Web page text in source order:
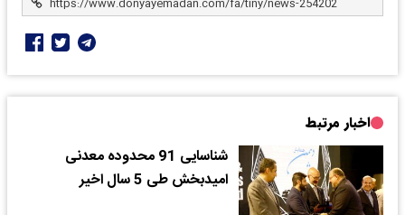
اخبار مرتبط
شناسایی 91 محدوده معدنی
امیدبخش طی 5 سال اخیر